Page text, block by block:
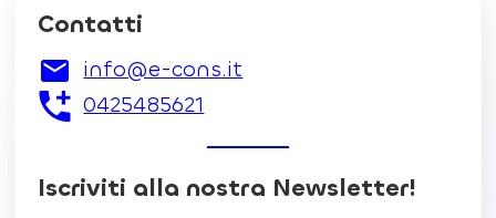
Contatti
info@e-cons.it
0425485621
Iscriviti alla nostra Newsletter!